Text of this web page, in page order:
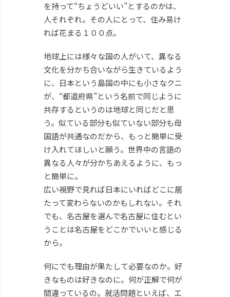
を持って“ちょうどいい”とするのかは、
人それぞれ。その人にとって、住み易け
れば花まる１００点。
地球上には様々な国の人がいて、異なる
文化を分かち合いながら生きているよう
に、日本という島国の中にも小さなクニ
が、“都道府県”という名前で同じように
共存するというのは地球と同じだと思
う。似ている部分も似ていない部分も母
国語が共通なのだから、もっと簡単に受
け入れてほしいと願う。世界中の言語の
異なる人々が分かちあえるように、もっ
と簡単に。
広い視野で見れば日本にいればどこに居
たって変わらないのかもしれない。それ
でも、名古屋を選んで名古屋に住むとい
うことは名古屋をどこかでいいと感じる
から。
何にでも理由が果たして必要なのか。好
きなものは好きなのに。何が正解で何が
間違っているの。就活問題といえば、エ